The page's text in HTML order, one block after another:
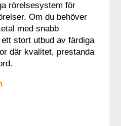
rörelsesystem för
Om du behöver
med snabb
stort utbud av färdiga
där kvalitet, prestanda